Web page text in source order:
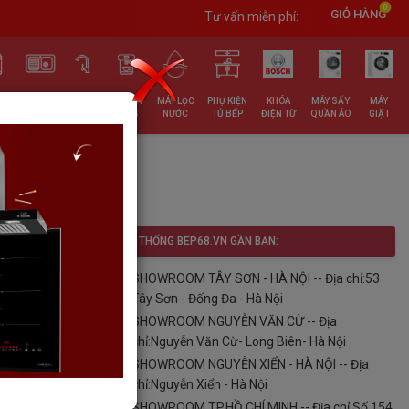
GIỎ HÀNG0
Tư vấn miễn phí:
ĐỒ GIA
DỤNG
MÁY LỌC
NƯỚC
PHỤ KIỆN
TỦ BẾP
KHÓA
ĐIỆN TỪ
MÁY SẤY
QUẦN ÁO
MÁY
GIẶT
vui lòng
HỆ THỐNG BEP68.VN GẦN BẠN:
SHOWROOM TÂY SƠN - HÀ NỘI -- Địa chỉ:53
Tây Sơn - Đống Đa - Hà Nội
SHOWROOM NGUYỄN VĂN CỪ -- Địa
chỉ:Nguyễn Văn Cừ- Long Biên- Hà Nội
SHOWROOM NGUYỄN XIỂN - HÀ NỘI -- Địa
chỉ:Nguyễn Xiển - Hà Nội